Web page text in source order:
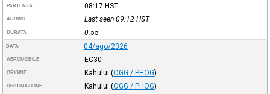
PARTENZA 08:17 HST
ARRIVO Last seen 09:12 HST
DURATA 0:55
DATA 04/ago/2026
AEROMOBILE EC30
ORIGINE Kahului (OGG / PHOG)
DESTINAZIONE Kahului (OGG / PHOG)